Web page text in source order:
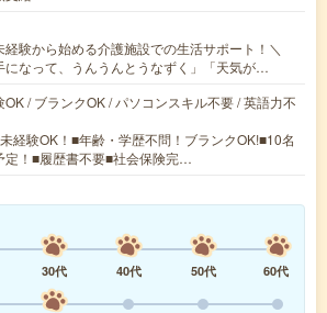
経験から始める介護施設での生活サポート！＼
になって、うんうんとうなずく」「天気が…
OK / ブランクOK / パソコンスキル不要 / 英語力不
経験OK！■年齢・学歴不問！ブランクOK!■10名
定！■履歴書不要■社会保険完…
30代 40代 50代
60代